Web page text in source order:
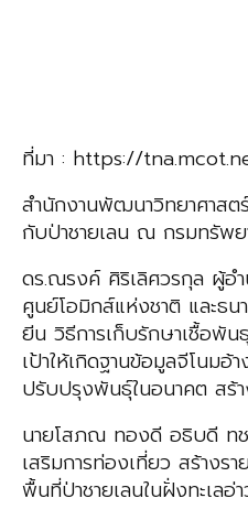
ที่มา : https://
สำนักงานพัฒนาวิทยาศาสต
กับป่าชายเลน ณ กรมทรัพย
ดร.ณรงค์ ศิริเลิศวรกุล ผู้อำ
ศูนย์โอมิกส์แห่งชาติ และธน
ยีน วิธีการเก็บรักษาเชื้อพัน
เป้าให้เกิดฐานข้อมูลจีโนม
ปรับปรุงพันธุ์ในอนาคต สร้า
นายโสภณ ทองดี อธิบดี ทช.
เสริมการท่องเที่ยว สร้าง
พื้นที่ป่าชายเลนในฝั่งทะเล